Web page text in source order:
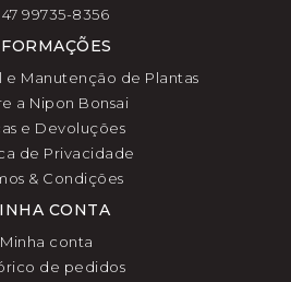
47 99735-8356
e Manutenção de Plantas
a Nipon Bonsai
e Devoluções
de Privacidade
& Condições
CONTA
Minha conta
de pedidos